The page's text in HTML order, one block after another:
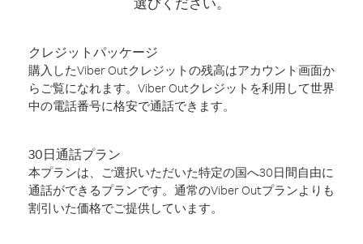
クレジットパッケージ
購入したViber Outクレジットの残高はアカウント画面か
らご覧になれます。Viber Outクレジットを利用して世界
中の電話番号に格安で通話できます。
30日通話プラン
本プランは、ご選択いただいた特定の国へ30日間自由に
通話ができるプランです。通常のViber Outプランよりも
割引いた価格でご提供しています。